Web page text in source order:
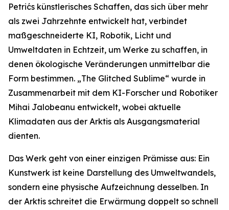
Petrićs künstlerisches Schaffen, das sich über mehr
als zwei Jahrzehnte entwickelt hat, verbindet
maßgeschneiderte KI, Robotik, Licht und
Umweltdaten in Echtzeit, um Werke zu schaffen, in
denen ökologische Veränderungen unmittelbar die
Form bestimmen. „The Glitched Sublime“ wurde in
Zusammenarbeit mit dem KI-Forscher und Robotiker
Mihai Jalobeanu entwickelt, wobei aktuelle
Klimadaten aus der Arktis als Ausgangsmaterial
dienten.
Das Werk geht von einer einzigen Prämisse aus: Ein
Kunstwerk ist keine Darstellung des Umweltwandels,
sondern eine physische Aufzeichnung desselben. In
der Arktis schreitet die Erwärmung doppelt so schnell